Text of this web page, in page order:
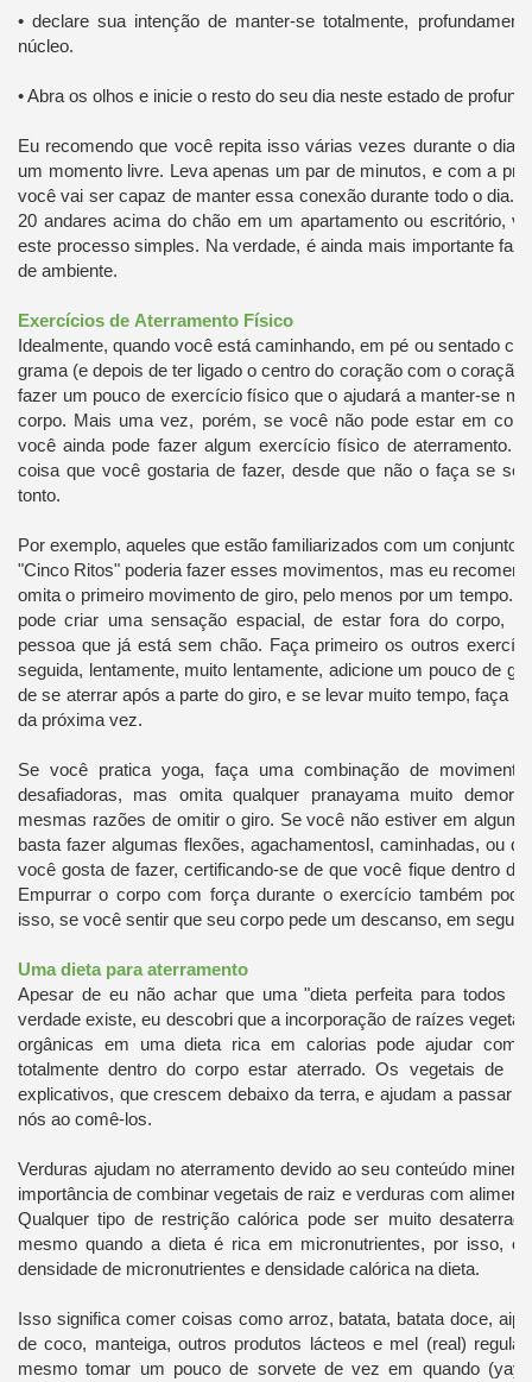
• declare sua intenção de manter-se totalmente,
núcleo.
• Abra os olhos e inicie o resto do seu dia neste estado de
Eu recomendo que você repita isso várias vezes durante o dia,
um momento livre. Leva apenas um par de minutos, e com a
você vai ser capaz de manter essa conexão durante todo o dia.
20 andares acima do chão em um apartamento ou escritório,
este processo simples. Na verdade, é ainda mais importante
de ambiente.
Exercícios de Aterramento Físico
Idealmente, quando você está caminhando, em pé ou sentado
grama (e depois de ter ligado o centro do coração com o coração
fazer um pouco de exercício físico que o ajudará a manter-se
corpo. Mais uma vez, porém, se você não pode estar em
você ainda pode fazer algum exercício físico de aterramento.
coisa que você gostaria de fazer, desde que não o faça se
tonto.
Por exemplo, aqueles que estão familiarizados com um conjunto
"Cinco Ritos" poderia fazer esses movimentos, mas eu
omita o primeiro movimento de giro, pelo menos por um tempo.
pode criar uma sensação espacial, de estar fora do corpo,
pessoa que já está sem chão. Faça primeiro os outros
seguida, lentamente, muito lentamente, adicione um pouco de
de se aterrar após a parte do giro, e se levar muito tempo, faça
da próxima vez.
Se você pratica yoga, faça uma combinação de
desafiadoras, mas omita qualquer pranayama muito
mesmas razões de omitir o giro. Se você não estiver em
basta fazer algumas flexões, agachamentosl, caminhadas, ou
você gosta de fazer, certificando-se de que você fique dentro
Empurrar o corpo com força durante o exercício também
isso, se você sentir que seu corpo pede um descanso, em
Uma dieta para aterramento
Apesar de eu não achar que uma "dieta perfeita para todos
verdade existe, eu descobri que a incorporação de raízes
orgânicas em uma dieta rica em calorias pode ajudar com
totalmente dentro do corpo estar aterrado. Os vegetais de
explicativos, que crescem debaixo da terra, e ajudam a passar
nós ao comê-los.
Verduras ajudam no aterramento devido ao seu conteúdo
importância de combinar vegetais de raiz e verduras com
Qualquer tipo de restrição calórica pode ser muito
mesmo quando a dieta é rica em micronutrientes, por isso, é
densidade de micronutrientes e densidade calórica na dieta.
Isso significa comer coisas como arroz, batata, batata doce,
de coco, manteiga, outros produtos lácteos e mel (real)
mesmo tomar um pouco de sorvete de vez em quando